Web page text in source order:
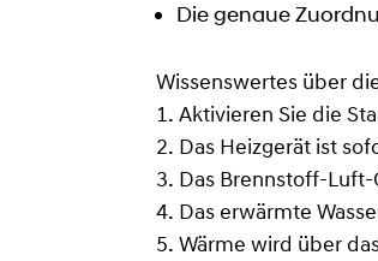
Die genaue
Wissenswertes über
1. Aktivieren Sie die
2. Das Heizgerät ist
3. Das Brennstoff-
4. Das erwärmte
5. Wärme wird über